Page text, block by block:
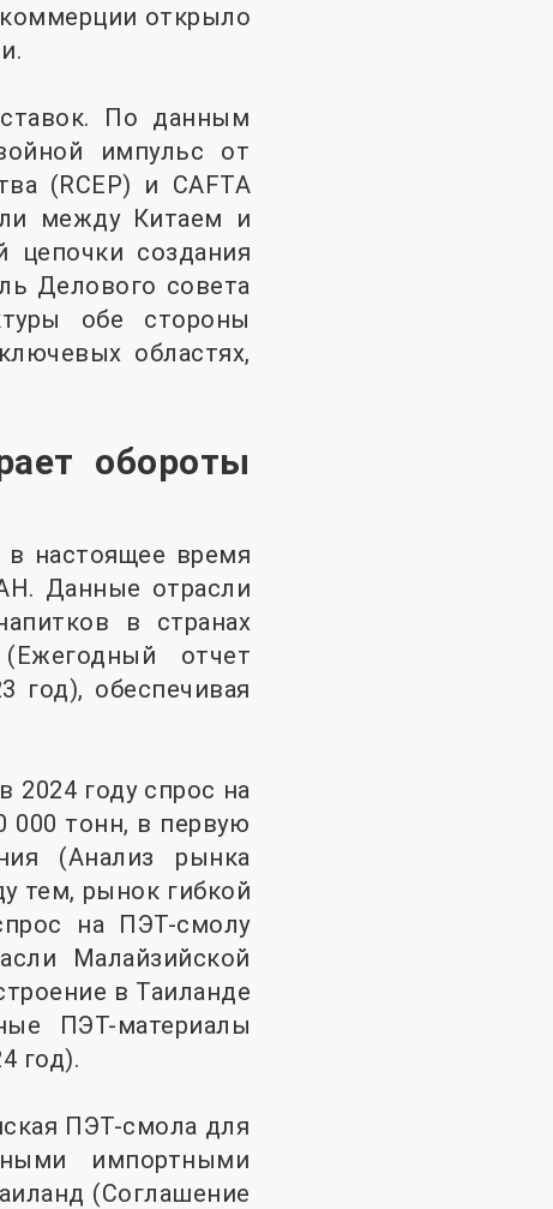
открыло
По данным
импульс от
(RCEP) и CAFTA
между Китаем и
цепочки создания
Делового совета
обе стороны
областях,
обороты
в настоящее время
Данные отрасли
в странах
отчет
год), обеспечивая
году спрос на
000 тонн, в первую
(Анализ рынка
тем, рынок гибкой
на ПЭТ-смолу
Малайзийской
в Таиланде
ПЭТ-материалы
год).
ПЭТ-смола для
импортными
(Соглашение